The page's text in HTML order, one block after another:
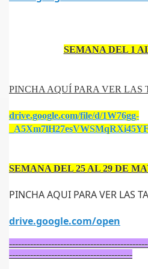
SEMANA DEL 1
PINCHA AQUÍ PARA VER LAS
drive.google.com/file/d/1W76gg-
SEMANA DEL 25 AL 29 DE
PINCHA AQUI PARA VER LAS
drive.google.com/open
-----------------------------------------